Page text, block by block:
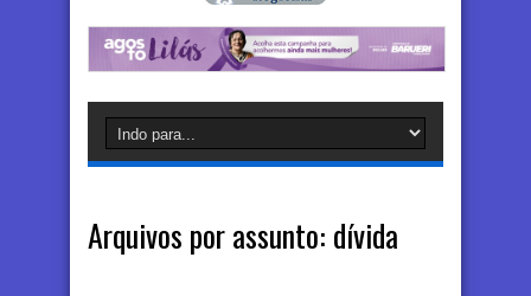
Arquivos por assunto: dívida